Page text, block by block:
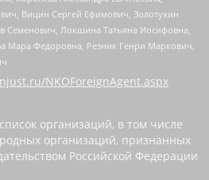
Вицин Сергей Ефимович, Золотухин
Семенович, Локшина Татьяна Иосифовна,
Мара Федоровна, Резник Генри Маркович,
NKOForeignAgent.aspx
организаций, в том числе
организаций, признанных
Российской Федерации